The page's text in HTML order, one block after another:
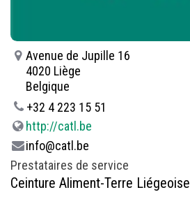
Avenue de Jupille 16
4020 Liège
Belgique
+32 4 223 15 51
http://catl.be
info@catl.be
Prestataires de service
Ceinture Aliment-Terre Liégeoise